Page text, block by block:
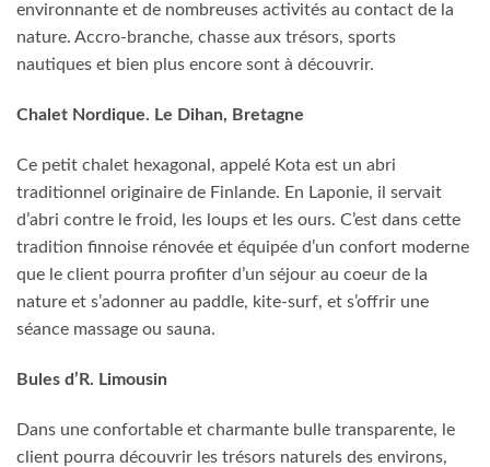
environnante et de nombreuses activités au contact de la
nature. Accro-branche, chasse aux trésors, sports
nautiques et bien plus encore sont à découvrir.
Chalet Nordique. Le Dihan, Bretagne
Ce petit chalet hexagonal, appelé Kota est un abri
traditionnel originaire de Finlande. En Laponie, il servait
d’abri contre le froid, les loups et les ours. C’est dans cette
tradition finnoise rénovée et équipée d’un confort moderne
que le client pourra profiter d’un séjour au coeur de la
nature et s’adonner au paddle, kite-surf, et s’offrir une
séance massage ou sauna.
Bules d’R. Limousin
Dans une confortable et charmante bulle transparente, le
client pourra découvrir les trésors naturels des environs,